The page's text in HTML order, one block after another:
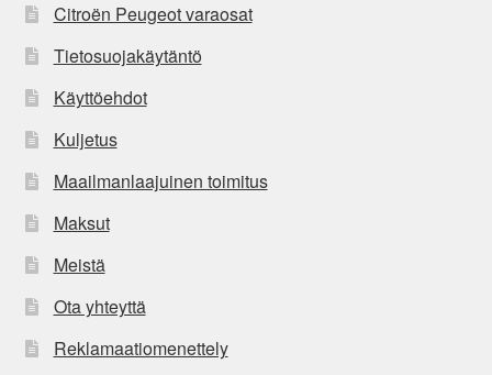
Citroën Peugeot varaosat
Tietosuojakäytäntö
Käyttöehdot
Kuljetus
Maailmanlaajuinen toimitus
Maksut
Meistä
Ota yhteyttä
Reklamaatiomenettely